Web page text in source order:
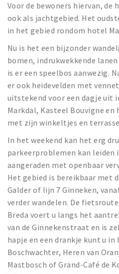
Sport
Privacy
Inloggen
Voor de bewoners hiervan, de
ook als jachtgebied. Het
in het gebied rondom hotel
Nu is het een bijzonder
bomen, indrukwekkende
is er een speelbos aanwezig.
er ook heidevelden met
uitstekend voor een dagje uit
Markdal, Kasteel Bouvigne
met zijn winkeltjes en
In het weekend kan het erg
parkeerproblemen kan leiden
aangeraden met openbaar
Het gebied is bereikbaar met
Galder of lijn 7 Ginneken,
verder wandelen. De
Breda voert u langs het
van de Ginnekenstraat en is
hapje en een drankje kunt u
Boschwachter, Heren van
Mastbosch of Grand-Café de